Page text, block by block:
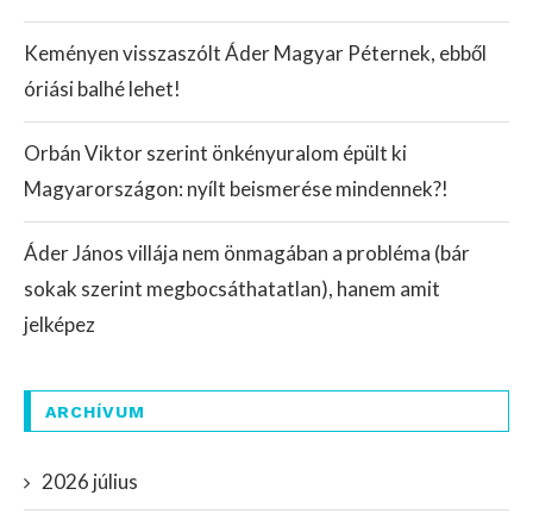
Keményen visszaszólt Áder Magyar Péternek, ebből
óriási balhé lehet!
Orbán Viktor szerint önkényuralom épült ki
Magyarországon: nyílt beismerése mindennek?!
Áder János villája nem önmagában a probléma (bár
sokak szerint megbocsáthatatlan), hanem amit
jelképez
ARCHÍVUM
2026 július